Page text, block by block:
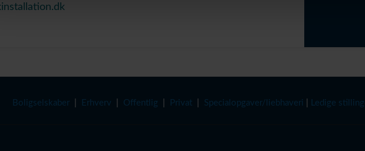
Bolig­selskaber Erhverv Offentlig Privat Specialopgaver/­liebhaveri Ledige